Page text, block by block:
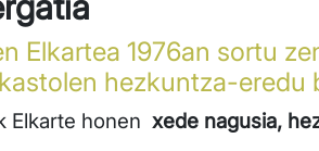
Elkartea 1976an sortu
hezkuntza-eredu
Elkarte honen xede nagusia,